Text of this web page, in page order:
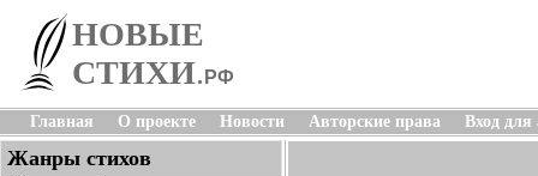
НОВЫЕ
СТИХИ. РФ
Главная О проекте Новости Авторские права Вход для
Жанры стихов